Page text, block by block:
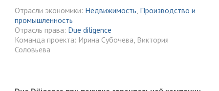
Отрасли экономики: Недвижимость, Производство и
промышленность
Отрасль права: Due diligence
Команда проекта: Ирина Субочева, Виктория
Соловьева